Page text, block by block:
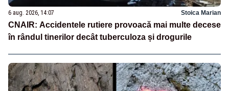
6 aug. 2026, 14:07 Stoica Marian
CNAIR: Accidentele rutiere provoacă mai multe decese
în rândul tinerilor decât tuberculoza și drogurile